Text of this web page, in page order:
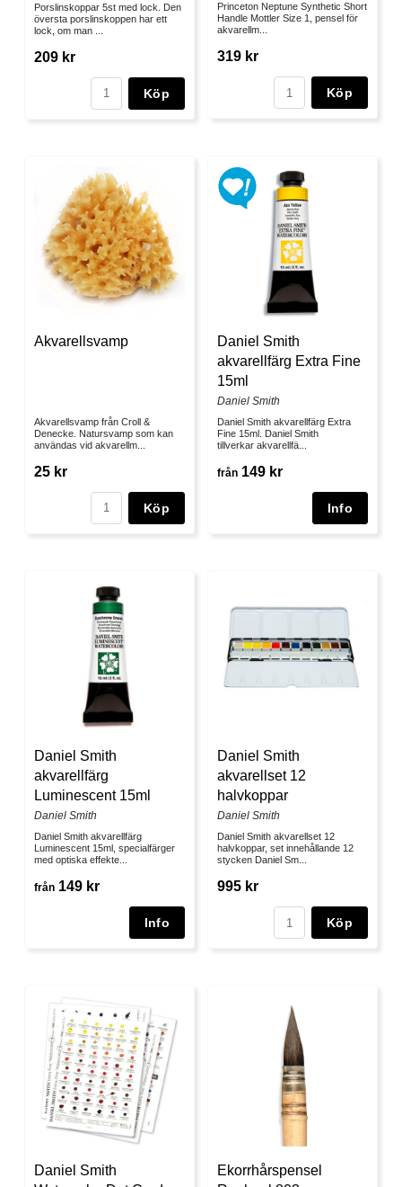
Porslinskoppar 5st med lock. Den
översta porslinskoppen har ett
lock, om man ...
209 kr
Köp
Princeton Neptune Synthetic Short
Handle Mottler Size 1, pensel för
akvarellm...
319 kr
Köp
Akvarellsvamp
Akvarellsvamp från Croll &
Denecke. Natursvamp som kan
användas vid akvarellm...
25 kr
Köp
Daniel Smith
akvarellfärg Extra Fine
15ml
Daniel Smith
Daniel Smith akvarellfärg Extra
Fine 15ml. Daniel Smith
tillverkar akvarellfä...
från 149 kr
Daniel Smith
akvarellfärg
Luminescent 15ml
Daniel Smith
Daniel Smith akvarellfärg
Luminescent 15ml, specialfärger
med optiska effekte...
från 149 kr
Daniel Smith
akvarellset 12
halvkoppar
Daniel Smith
Daniel Smith akvarellset 12
halvkoppar, set innehållande 12
stycken Daniel Sm...
995 kr
Köp
Daniel Smith
Ekorrhårspensel